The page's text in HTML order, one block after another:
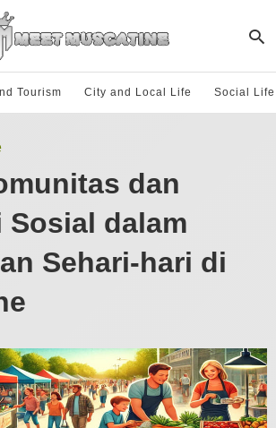
Tourism City and Local Life Social
dan
Sosial dalam
Sehari-hari di